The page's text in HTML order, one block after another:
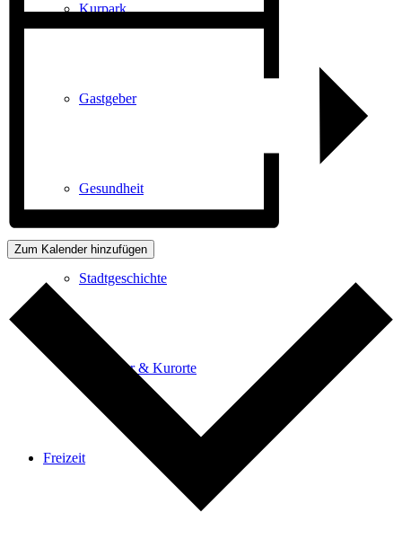
Kurpark
Gastgeber
Gesundheit
Stadtgeschichte
Heilbäder & Kurorte
Freizeit
Zum Kalender hinzufügen